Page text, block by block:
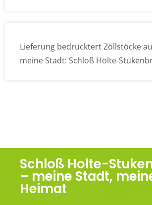
Lieferung bedrucktert Zöllstöcke
meine Stadt: Schloß Holte-
Schloß Holte-
– meine Stadt,
Heimat